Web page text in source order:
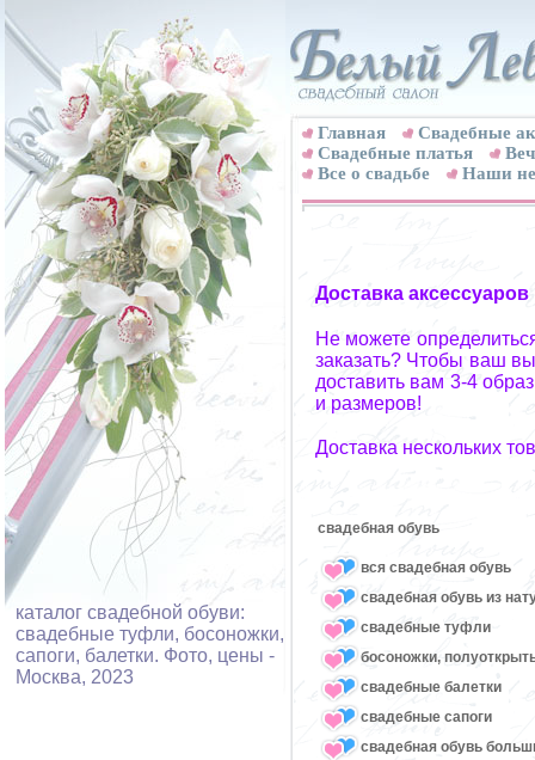
каталог свадебной обуви:
свадебные туфли, босоножки,
сапоги, балетки. Фото, цены -
Москва, 2023
Главная
Свадебные
Cвадебные платья
Все о свадьбе
Наши
Доставка
Не можете
заказать? Чтобы ваш
доставить вам 3-4
и размеров!
Доставка нескольких
свадебная обувь
вся свадебная обувь
cвадебная обувь из
cвадебные туфли
босоножки,
cвадебные балетки
cвадебные сапоги
cвадебная обувь